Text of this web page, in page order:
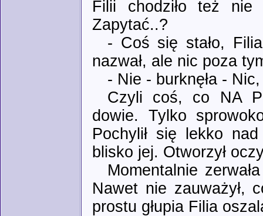
Filii chodziło też
Zapytać..?
- Coś się stało,
nazwał, ale nic poza
- Nie - burknęła -
Czyli coś, co NA
dowie. Tylko
Pochylił się lekko
blisko jej. Otworzył
Momentalnie
Nawet nie zauważył,
prostu głupia Filia